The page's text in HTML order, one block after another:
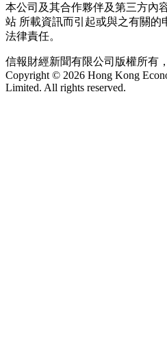
本公司及其合作夥伴及第三方內
站 所載資訊而引起或與之有關的
法律責任。
信報財經新聞有限公司版權所有
Copyright © 2026 Hong Kong
Limited. All rights reserved.